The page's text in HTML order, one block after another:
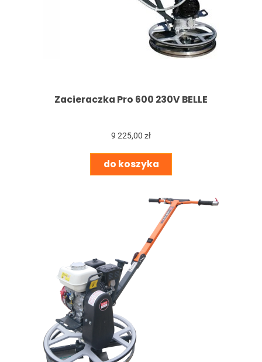
Zacieraczka Pro 600 230V BELLE
9 225,00 zł
do koszyka